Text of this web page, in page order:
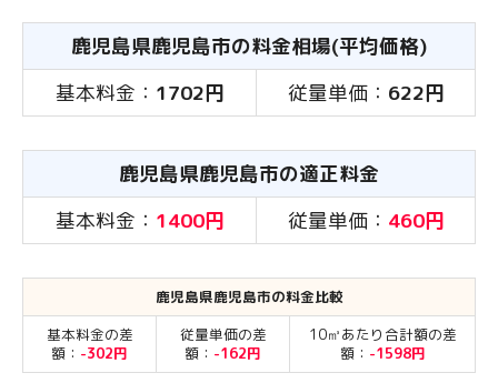
鹿児島県鹿児島市の料金相場(平均価格)
基本料金： 1702円 従量単価： 622円
鹿児島県鹿児島市の適正料金
基本料金： 1400円 従量単価： 460円
鹿児島県鹿児島市の料金比較
基本料金の差
額： -302円
従量単価の差
額： -162円
10㎥あたり合計額の差
額： -1598円